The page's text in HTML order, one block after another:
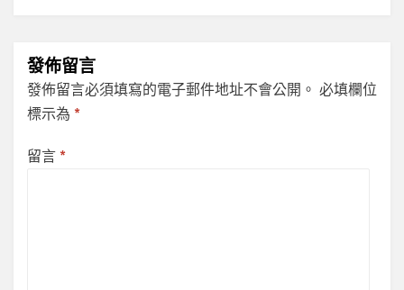
發佈留言
發佈留言必須填寫的電子郵件地址不會公開。 必填欄位
標示為 *
留言 *